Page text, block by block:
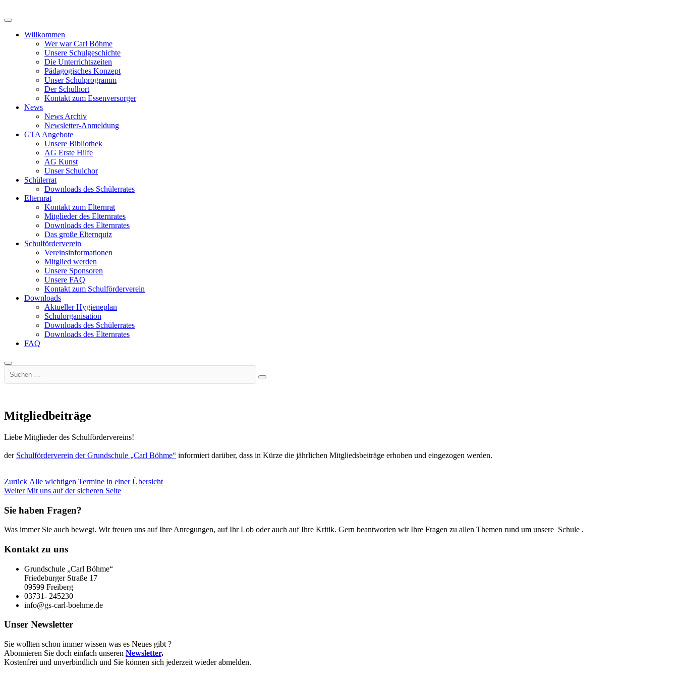
Inhalt
Willkommen
Wer war Carl Böhme
Unsere Schulgeschichte
Die Unterrichtszeiten
Pädagogisches Konzept
Unser Schulprogramm
Der Schulhort
Kontakt zum Essenversorger
News
News Archiv
Newsletter-Anmeldung
GTA Angebote
Unsere Bibliothek
AG Erste Hilfe
AG Kunst
Unser Schulchor
Schülerrat
Downloads des Schülerrates
Elternrat
Kontakt zum Elternrat
Mitglieder des Elternrates
Downloads des Elternrates
Das große Elternquiz
Schulförderverein
Vereinsinformationen
Mitglied werden
Unsere Sponsoren
Unsere FAQ
Kontakt zum Schulförderverein
Downloads
Aktueller Hygieneplan
Schulorganisation
Downloads des Schülerrates
Downloads des Elternrates
FAQ
Suchen …
Mitgliedbeiträge
Liebe Mitglieder des Schulfördervereins!
der Schulförderverein der Grundschule „Carl Böhme“ informiert darüber, dass in Kürze die jährlichen Mitgliedsbeiträge erhoben und eingezogen werden.
Beitragsnavigation
Zurück Vorheriger
Beitrag:
Alle wichtigen Termine in einer Übersicht
Weiter Nächster
Mit uns auf der sicheren Seite
Sie haben Fragen?
Was immer Sie auch bewegt. Wir freuen uns auf Ihre Anregungen, auf Ihr Lob oder auch auf Ihre Kritik. Gern beantworten wir Ihre Fragen zu allen Themen rund um unsere Schule .
Kontakt zu uns
Grundschule „Carl Böhme“
Friedeburger Straße 17
09599 Freiberg
03731- 245230
info@gs-carl-boehme.de
Unser Newsletter
Sie wollten schon immer wissen was es Neues gibt ?
Abonnieren Sie doch einfach unseren Newsletter.
Kostenfrei und unverbindlich und Sie können sich jederzeit wieder abmelden.